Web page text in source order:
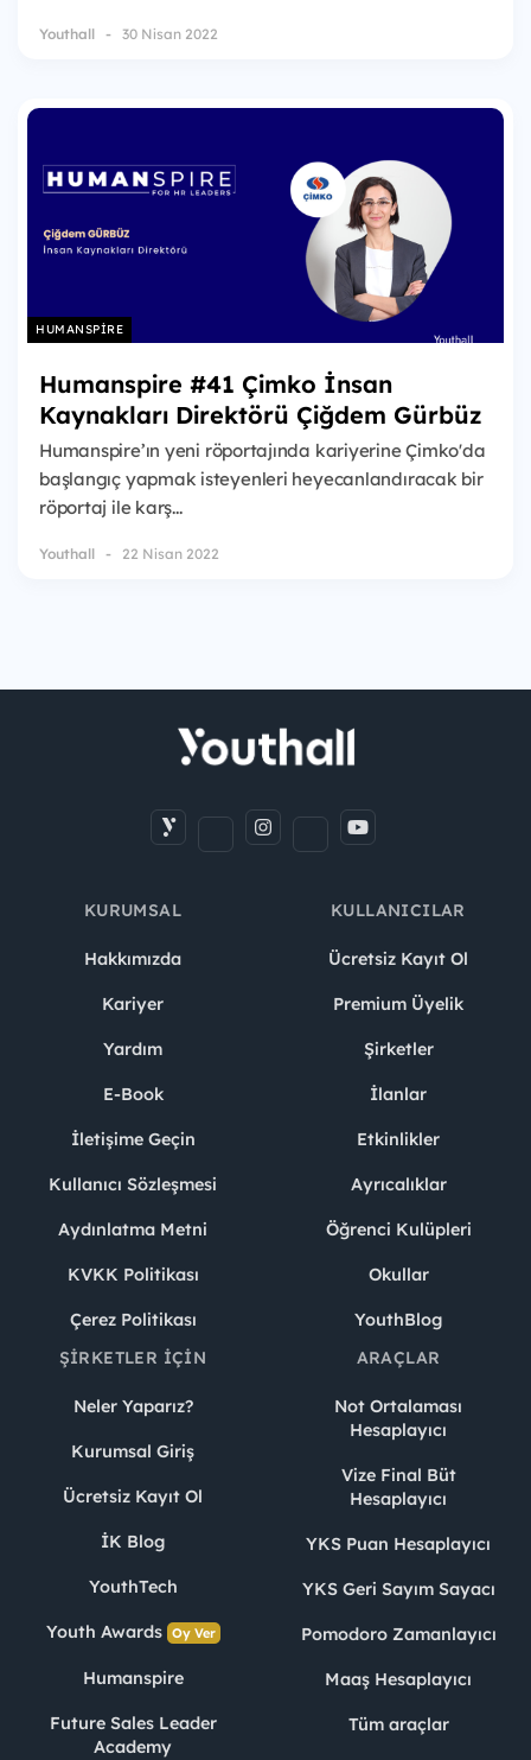
Youthall 30 Nisan 2022
HUMANSPIRE
Humanspire #41 Çimko İnsan
Kaynakları Direktörü Çiğdem Gürbüz
Humanspire’ın yeni röportajında kariyerine Çimko'da
başlangıç yapmak isteyenleri heyecanlandıracak bir
röportaj ile karş...
Youthall 22 Nisan 2022
KURUMSAL
Hakkımızda
Kariyer
Yardım
E-Book
İletişime Geçin
Kullanıcı Sözleşmesi
Aydınlatma Metni
KVKK Politikası
Çerez Politikası
KULLANICILAR
Ücretsiz Kayıt Ol
Premium Üyelik
Şirketler
İlanlar
Etkinlikler
Ayrıcalıklar
Öğrenci Kulüpleri
Okullar
YouthBlog
ŞIRKETLER İÇIN
Neler Yaparız?
Kurumsal Giriş
Ücretsiz Kayıt Ol
İK Blog
YouthTech
Youth Awards Oy Ver
Humanspire
Future Sales Leader
Academy
ARAÇLAR
Not Ortalaması
Hesaplayıcı
Vize Final Büt
Hesaplayıcı
YKS Puan Hesaplayıcı
YKS Geri Sayım Sayacı
Pomodoro Zamanlayıcı
Maaş Hesaplayıcı
Tüm araçlar